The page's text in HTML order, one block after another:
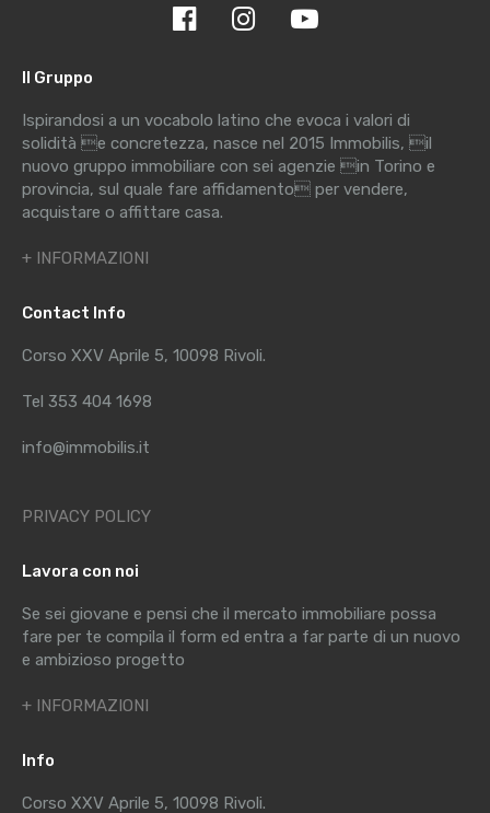
Il Gruppo
Ispirandosi a un vocabolo latino che evoca i valori di
solidità e concretezza, nasce nel 2015 Immobilis, il
nuovo gruppo immobiliare con sei agenzie in Torino e
provincia, sul quale fare affidamento per vendere,
acquistare o affittare casa.
+ INFORMAZIONI
Contact Info
Corso XXV Aprile 5, 10098 Rivoli.
Tel 353 404 1698
info@immobilis.it
PRIVACY POLICY
Lavora con noi
Se sei giovane e pensi che il mercato immobiliare possa
fare per te compila il form ed entra a far parte di un nuovo
e ambizioso progetto
+ INFORMAZIONI
Info
Corso XXV Aprile 5, 10098 Rivoli.